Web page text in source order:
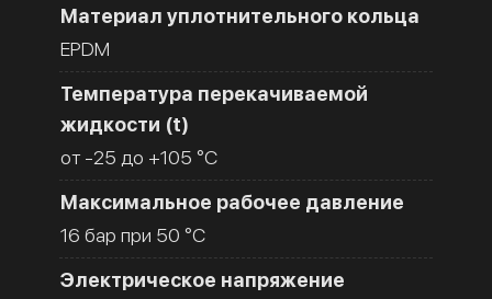
Материал уплотнительного кольца
EPDM
Температура перекачиваемой
жидкости (t)
от -25 до +105 °C
Максимальное рабочее давление
16 бар при 50 °C
Электрическое напряжение